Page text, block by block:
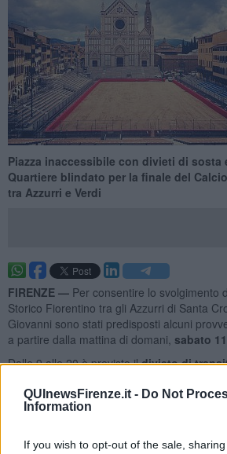
QUInewsFirenze.it - Do Not
Information
If you wish to opt-out of the sale,
Piazza inaccessibile con divieti di sosta
Quartiere blindato per la finale del
tra Azzurri e Verdi
FIRENZE — Per consentire lo svolgimento
Storico Fiorentino tra gli Azzurri di Santa
Giovanni sono stati predisposti alcuni
a partire dalla mattina di domani, sabato
Dalle 9 alle 20 è previsto ildivieto di
Croce e via Magliabechi nel tratto piazza
Santa Croce.